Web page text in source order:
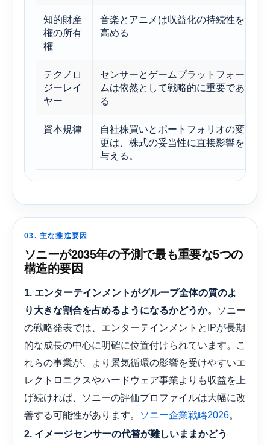
知的財産
権の所有
権
音楽とアニメは収益化の持続性を
高める
テクノロ
ジーレイ
ヤー
センサーとゲームプラットフォー
ムは依然として戦略的に重要であ
る
資本規律
自社株買いとポートフォリオの変
更は、株式の妥当性に直接影響を
与える。
03. 主な推進要因
ソニーが2035年の予測で最も重要な5つの
構造的要因
1. エンターテインメントがグループ全体の質のよ
り大きな割合を占めるようになるかどうか。
ソニー
の戦略発表では、エンターテインメントとIPが長期
的な成長の中心に明確に位置付けられています。こ
れらの事業が、より景気循環の影響を受けやすいエ
レクトロニクスやハードウェア事業よりも収益を上
げ続ければ、ソニーの評価プロファイルは大幅に改
善する可能性があります。
ソニー企業戦略2026
2. イメージセンサーの代替が難しいままかどう